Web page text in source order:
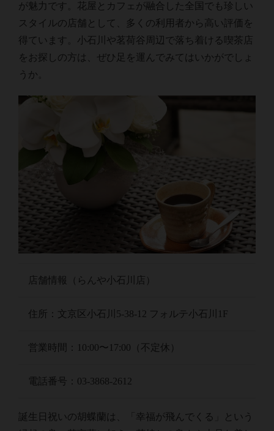
が魅力です。花屋とカフェが融合した全国でも珍しい
スタイルの店舗として、多くの利用者から高い評価を
得ています。小石川や茗荷谷周辺で落ち着ける喫茶店
をお探しの方は、ぜひ足を運んでみてはいかがでしょ
うか。
店舗情報（らんや小石川店）
住所：文京区小石川5-38-12 フォルテ小石川1F
営業時間：10:00〜17:00（不定休）
電話番号：03-3868-2612
誕生日祝いの胡蝶蘭は、「幸福が飛んでくる」という